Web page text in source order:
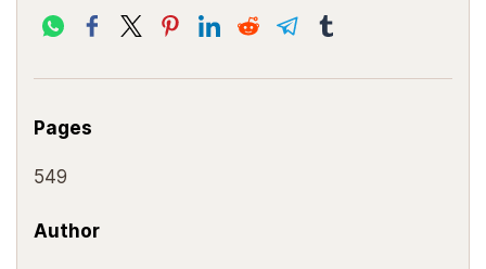
Pages
549
Author